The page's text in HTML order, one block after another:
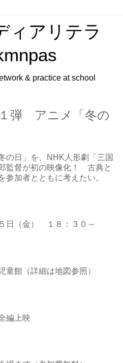
ィアリテラ
& practice at school
弾 アニメ「冬の
の日」を、NHK人形劇「三国
監督が初の映像化！ 古典と
参加者とともに考えたい。
日（金） １８：３０～
館（詳細は地図参照）
編上映